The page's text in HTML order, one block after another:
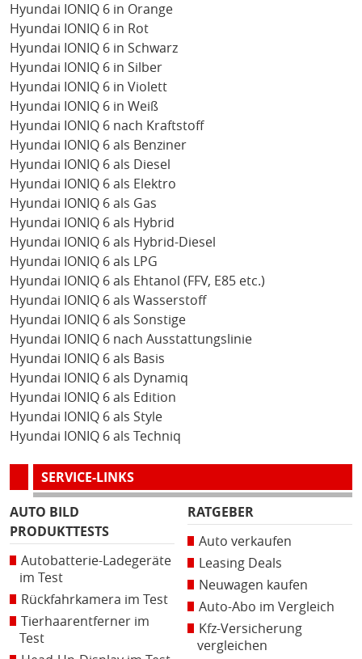
Hyundai IONIQ 6 in Orange
Hyundai IONIQ 6 in Rot
Hyundai IONIQ 6 in Schwarz
Hyundai IONIQ 6 in Silber
Hyundai IONIQ 6 in Violett
Hyundai IONIQ 6 in Weiß
Hyundai IONIQ 6 nach Kraftstoff
Hyundai IONIQ 6 als Benziner
Hyundai IONIQ 6 als Diesel
Hyundai IONIQ 6 als Elektro
Hyundai IONIQ 6 als Gas
Hyundai IONIQ 6 als Hybrid
Hyundai IONIQ 6 als Hybrid-Diesel
Hyundai IONIQ 6 als LPG
Hyundai IONIQ 6 als Ehtanol (FFV, E85 etc.)
Hyundai IONIQ 6 als Wasserstoff
Hyundai IONIQ 6 als Sonstige
Hyundai IONIQ 6 nach Ausstattungslinie
Hyundai IONIQ 6 als Basis
Hyundai IONIQ 6 als Dynamiq
Hyundai IONIQ 6 als Edition
Hyundai IONIQ 6 als Style
Hyundai IONIQ 6 als Techniq
SERVICE-LINKS
AUTO BILD
PRODUKTTESTS
Autobatterie-Ladegeräte
im Test
Rückfahrkamera im Test
Tierhaarentferner im
Test
RATGEBER
Auto verkaufen
Leasing Deals
Neuwagen kaufen
Auto-Abo im Vergleich
Kfz-Versicherung
vergleichen